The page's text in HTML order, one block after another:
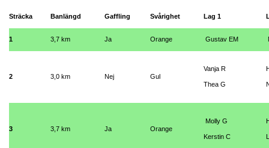
Sträcka Banlängd Gaffling Svårighet Lag 1
1 3,7 km Ja Orange Gustav EM
2 3,0 km Nej Gul
Vanja R
Thea G
3 3,7 km Ja Orange
Molly G
Kerstin C